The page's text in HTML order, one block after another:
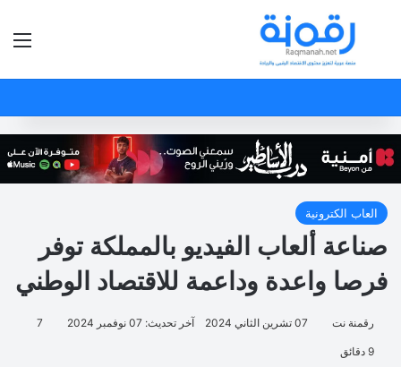
بحث عن
العاب الكترونية
صناعة ألعاب الفيديو بالمملكة توفر
فرصا واعدة وداعمة للاقتصاد الوطني
رقمنة نت 07 تشرين الثاني 2024 آخر تحديث: 07 نوفمبر 2024 7